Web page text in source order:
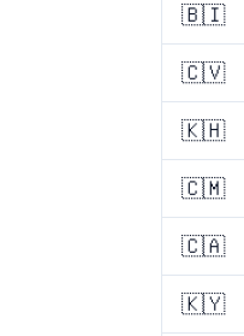
🇧🇮
🇨🇻
🇰🇭
🇨🇲
🇨🇦
🇰🇾